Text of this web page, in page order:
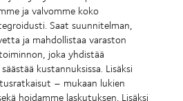
ja valvomme koko
Saat suunnitelman,
ja mahdollistaa varaston
joka yhdistää
kustannuksissa. Lisäksi
– mukaan lukien
hoidamme laskutuksen. Lisäksi